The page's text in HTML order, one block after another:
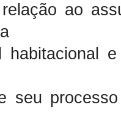
ao
habitacional
seu